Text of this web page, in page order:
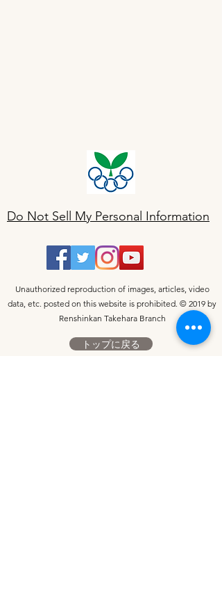
Do Not Sell My Personal Information
Unauthorized reproduction of images, articles, video
data, etc. posted on this website is prohibited. © 2019 by
Renshinkan Takehara Branch
トップに戻る